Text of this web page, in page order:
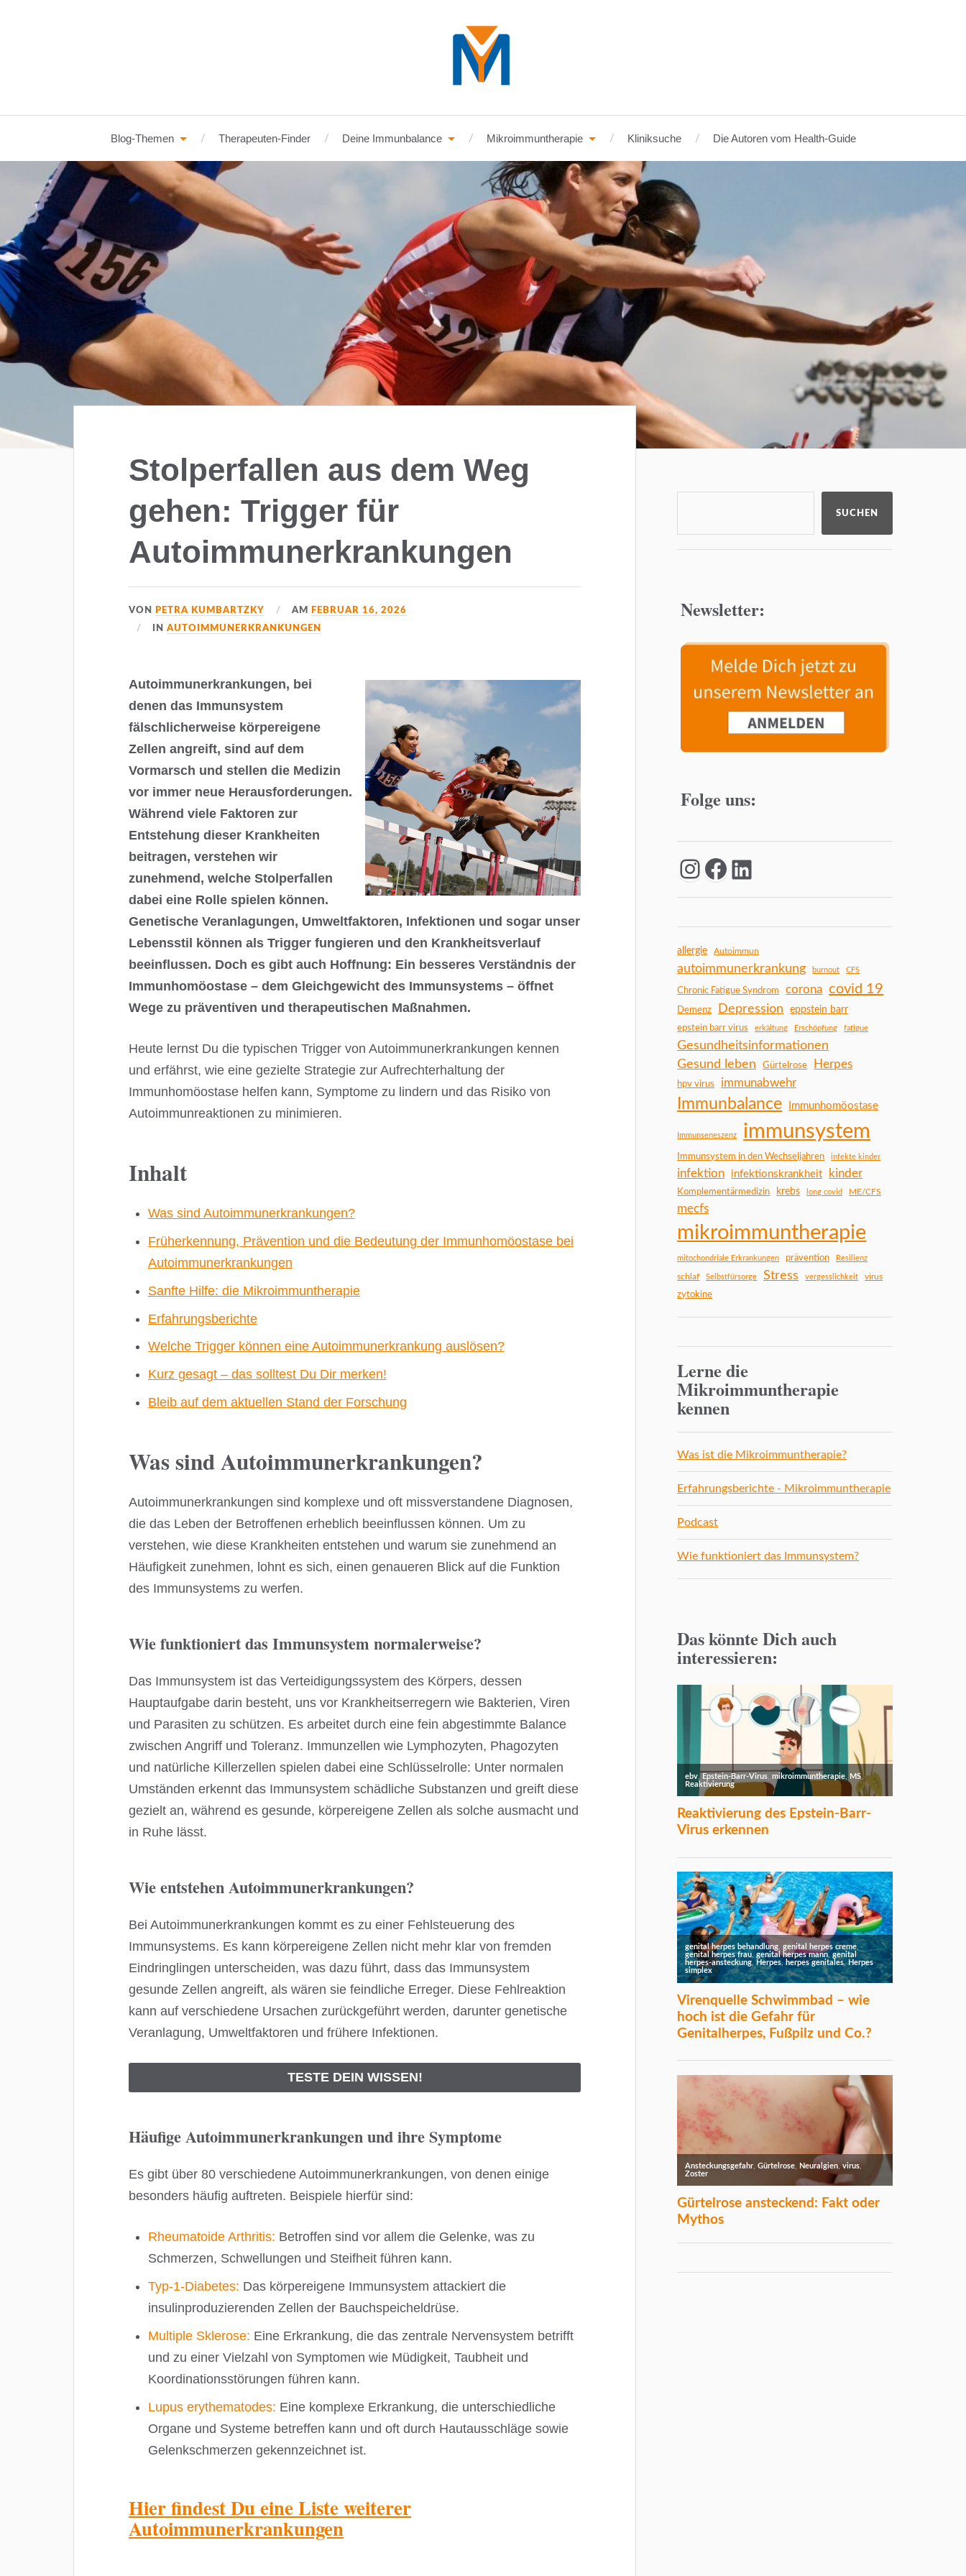
Blog-Themen Therapeuten-Finder Deine Immunbalance Mikroimmuntherapie Kliniksuche Die Autoren vom Health-Guide
Stolperfallen aus dem Weg
gehen: Trigger für
Autoimmunerkrankungen
VON PETRA KUMBARTZKY AM FEBRUAR 16, 2026
INAUTOIMMUNERKRANKUNGEN
Autoimmunerkrankungen, bei
denen das Immunsystem
fälschlicherweise körpereigene
Zellen angreift, sind auf dem
Vormarsch und stellen die Medizin
vor immer neue Herausforderungen.
Während viele Faktoren zur
Entstehung dieser Krankheiten
beitragen, verstehen wir
zunehmend, welche Stolperfallen
dabei eine Rolle spielen können.
Genetische Veranlagungen, Umweltfaktoren, Infektionen und sogar unser
Lebensstil können als Trigger fungieren und den Krankheitsverlauf
beeinflussen. Doch es gibt auch Hoffnung: Ein besseres Verständnis der
Immunhomöostase – dem Gleichgewicht des Immunsystems – öffnet
Wege zu präventiven und therapeutischen Maßnahmen.
Heute lernst Du die typischen Trigger von Autoimmunerkrankungen kennen
und erfährst, wie eine gezielte Strategie zur Aufrechterhaltung der
Immunhomöostase helfen kann, Symptome zu lindern und das Risiko von
Autoimmunreaktionen zu minimieren.
Inhalt
Was sind Autoimmunerkrankungen?
Früherkennung, Prävention und die Bedeutung der Immunhomöostase bei
Autoimmunerkrankungen
Sanfte Hilfe: die Mikroimmuntherapie
Erfahrungsberichte
Welche Trigger können eine Autoimmunerkrankung auslösen?
Kurz gesagt – das solltest Du Dir merken!
Bleib auf dem aktuellen Stand der Forschung
Was sind Autoimmunerkrankungen?
Autoimmunerkrankungen sind komplexe und oft missverstandene Diagnosen,
die das Leben der Betroffenen erheblich beeinflussen können. Um zu
verstehen, wie diese Krankheiten entstehen und warum sie zunehmend an
Häufigkeit zunehmen, lohnt es sich, einen genaueren Blick auf die Funktion
des Immunsystems zu werfen.
Wie funktioniert das Immunsystem normalerweise?
Das Immunsystem ist das Verteidigungssystem des Körpers, dessen
Hauptaufgabe darin besteht, uns vor Krankheitserregern wie Bakterien, Viren
und Parasiten zu schützen. Es arbeitet durch eine fein abgestimmte Balance
zwischen Angriff und Toleranz. Immunzellen wie Lymphozyten, Phagozyten
und natürliche Killerzellen spielen dabei eine Schlüsselrolle: Unter normalen
Umständen erkennt das Immunsystem schädliche Substanzen und greift diese
gezielt an, während es gesunde, körpereigene Zellen als solche ausmacht und
in Ruhe lässt.
Wie entstehen Autoimmunerkrankungen?
Bei Autoimmunerkrankungen kommt es zu einer Fehlsteuerung des
Immunsystems. Es kann körpereigene Zellen nicht mehr klar von fremden
Eindringlingen unterscheiden, was dazu führt, dass das Immunsystem
gesunde Zellen angreift, als wären sie feindliche Erreger. Diese Fehlreaktion
kann auf verschiedene Ursachen zurückgeführt werden, darunter genetische
Veranlagung, Umweltfaktoren und frühere Infektionen.
TESTE DEIN WISSEN!
Häufige Autoimmunerkrankungen und ihre Symptome
Es gibt über 80 verschiedene Autoimmunerkrankungen, von denen einige
besonders häufig auftreten. Beispiele hierfür sind:
Rheumatoide Arthritis: Betroffen sind vor allem die Gelenke, was zu
Schmerzen, Schwellungen und Steifheit führen kann.
Typ-1-Diabetes: Das körpereigene Immunsystem attackiert die
insulinproduzierenden Zellen der Bauchspeicheldrüse.
Multiple Sklerose: Eine Erkrankung, die das zentrale Nervensystem betrifft
und zu einer Vielzahl von Symptomen wie Müdigkeit, Taubheit und
Koordinationsstörungen führen kann.
Lupus erythematodes: Eine komplexe Erkrankung, die unterschiedliche
Organe und Systeme betreffen kann und oft durch Hautausschläge sowie
Gelenkschmerzen gekennzeichnet ist.
Hierfindest Du eine Liste weiterer
Autoimmunerkrankungen
SUCHEN
Newsletter:
Folge uns:
allergie Autoimmun
autoimmunerkrankung burnout CFS
Chronic Fatigue Syndrom corona covid 19
Demenz Depression
eppstein barr
epstein barr virus
erkältung Erschöpfung fatigue
Gesundheitsinformationen
Gesund leben Gürtelrose Herpes
hpv virus immunabwehr
Immunbalance Immunhomöostase
Immunseneszenz immunsystem
Immunsystem in den Wechseljahren infekte kinder
infektion infektionskrankheit kinder
Komplementärmedizin krebs long covid ME/CFS
mecfs
mikroimmuntherapie
mitochondriale Erkrankungen prävention Resilienz
schlaf Selbstfürsorge Stress vergesslichkeit virus
zytokine
Lerne die
Mikroimmuntherapie
kennen
Was ist die Mikroimmuntherapie?
Erfahrungsberichte - Mikroimmuntherapie
Podcast
Wie funktioniert das Immunsystem?
Das könnte Dich auch
interessieren: